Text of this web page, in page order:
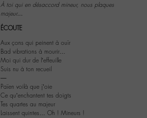
À toi qui en désaccord mineur, nous plaques
majeur…
ÉCOUTE
Aux çons qui peinent à ouïr
Bad vibrations à mourir…
Moi qui dur de l’effeuille
Suis nu à ton recueil
―
Païen voilà que j’oie
Ce qu’enchantent tes doigts
Tes quartes au majeur
Laissent quintes… Oh ! Mineurs !